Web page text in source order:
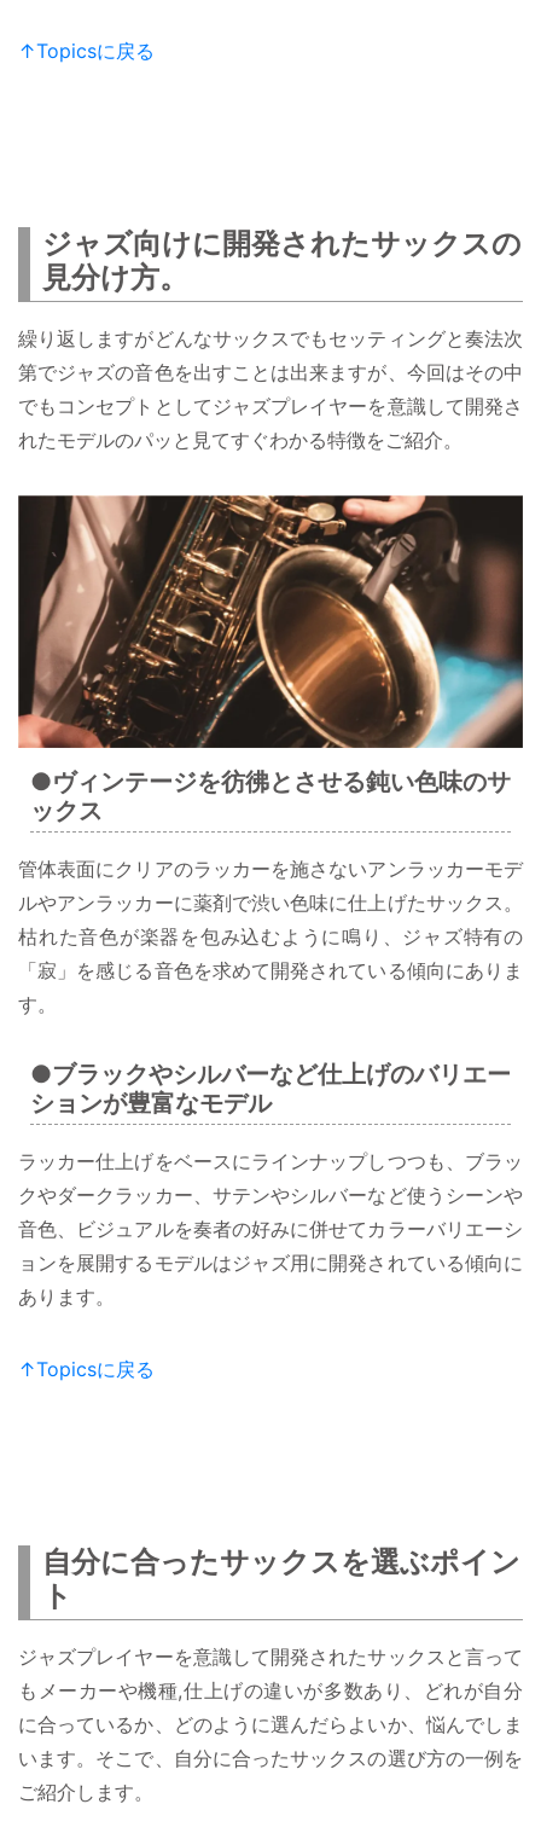
↑Topicsに戻る
ジャズ向けに開発されたサックスの
見分け方。
繰り返しますがどんなサックスでもセッティングと奏法次
第でジャズの音色を出すことは出来ますが、今回はその中
でもコンセプトとしてジャズプレイヤーを意識して開発さ
れたモデルのパッと見てすぐわかる特徴をご紹介。
●ヴィンテージを彷彿とさせる鈍い色味のサ
ックス
管体表面にクリアのラッカーを施さないアンラッカーモデ
ルやアンラッカーに薬剤で渋い色味に仕上げたサックス。
枯れた音色が楽器を包み込むように鳴り、ジャズ特有の
「寂」を感じる音色を求めて開発されている傾向にありま
す。
●ブラックやシルバーなど仕上げのバリエー
ションが豊富なモデル
ラッカー仕上げをベースにラインナップしつつも、ブラッ
クやダークラッカー、サテンやシルバーなど使うシーンや
音色、ビジュアルを奏者の好みに併せてカラーバリエーシ
ョンを展開するモデルはジャズ用に開発されている傾向に
あります。
↑Topicsに戻る
自分に合ったサックスを選ぶポイン
ト
ジャズプレイヤーを意識して開発されたサックスと言って
もメーカーや機種,仕上げの違いが多数あり、どれが自分
に合っているか、どのように選んだらよいか、悩んでしま
います。そこで、自分に合ったサックスの選び方の一例を
ご紹介します。